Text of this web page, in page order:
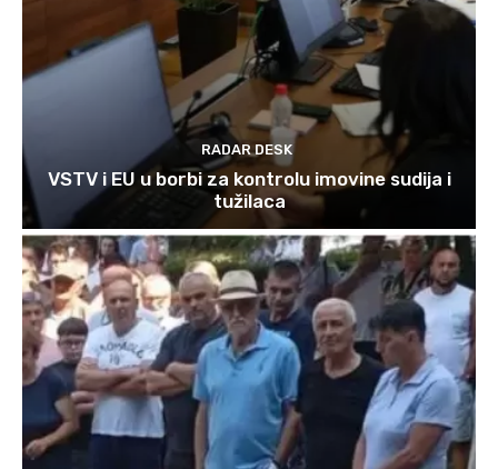
RADAR DESK
VSTV i EU u borbi za kontrolu imovine sudija i
tužilaca